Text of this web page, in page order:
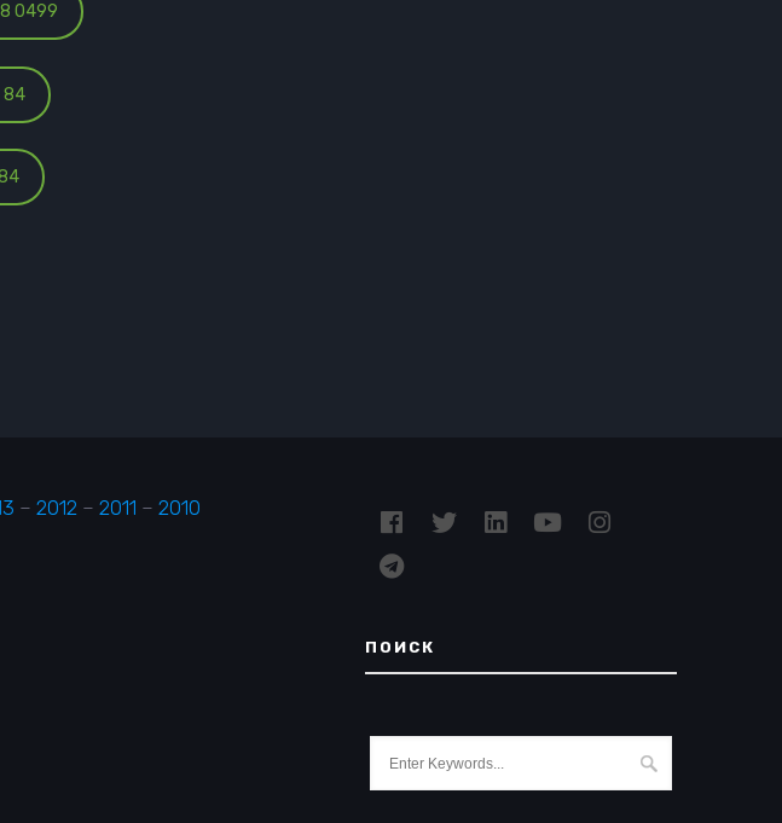
0499
84
– 2012 – 2011 – 2010
ПОИСК